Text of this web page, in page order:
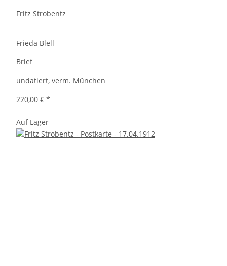
Fritz Strobentz
Frieda Blell
Brief
undatiert, verm. München
220,00 € *
Auf Lager